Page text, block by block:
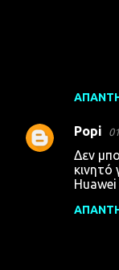
Popi
Δεν
κινητό
Huawei